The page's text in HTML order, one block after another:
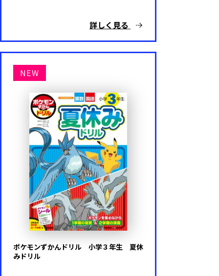
詳しく見る
NEW
ポケモンずかんドリル 小学３年生 夏休
みドリル